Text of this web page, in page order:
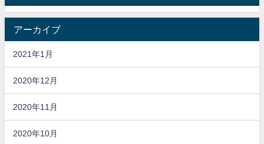
アーカイブ
2021年1月
2020年12月
2020年11月
2020年10月